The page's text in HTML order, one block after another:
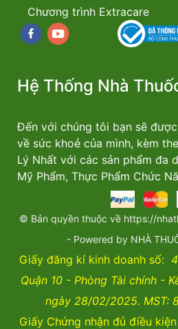
Chương trình Extracare
Facebookyoutube
Hệ Thống Nhà
Đến với chúng tôi bạn sẽ
về sức khoẻ của mình, kèm
Lý Nhất với các sản phẩm đa
Mỹ Phẩm, Thực Phẩm Chức
© Bản quyền thuộc về https://
- Powered by NHÀ
Giấy đăng kí kinh doanh số:
Quận 10 - Phòng Tài chính -
ngày 28/02/2025. MST:
Giấy Chứng nhận đủ điều